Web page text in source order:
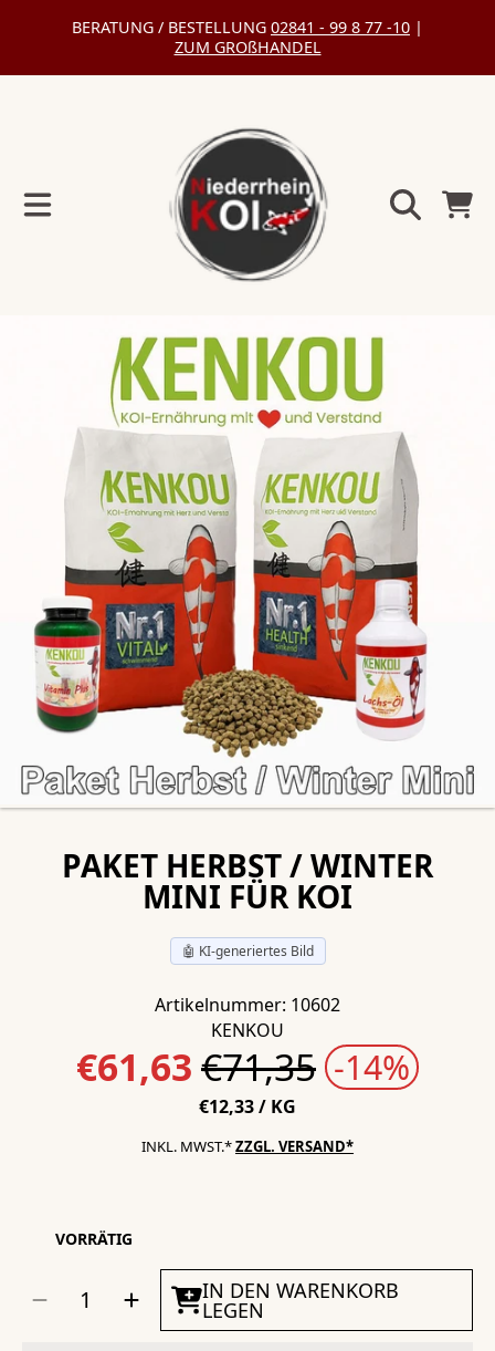
DIREKT
INHALT
BERATUNG / BESTELLUNG 02841 - 99 8 77 -10 |
ZUM GROßHANDEL
DIREKT
PRODUKTINFORMATIONEN
PAKET HERBST / WINTER
MINI FÜR KOI
🤖 KI-generiertes Bild
Artikelnummer: 10602
KENKOU
Normalpreis
€61,63€71,35 -14%
€12,33/ PRO
KG
INKL. MWST.*ZZGL. VERSAND*
VORRÄTIG
AUSWÄHLEN
MengeMenge
fürPaket
Herbst
IN DEN WARENKORB
LEGEN